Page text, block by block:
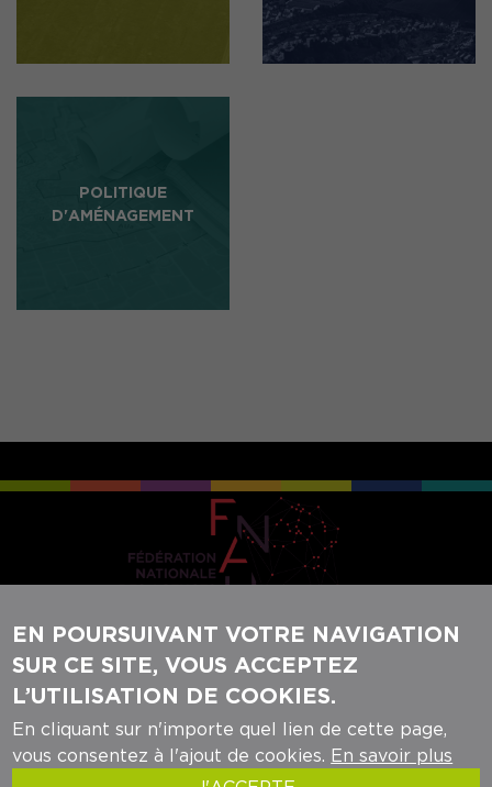
POLITIQUE
D'AMÉNAGEMENT
REJOIGNEZ-NOUS SUR NOS RÉSEAUX
SOCIAUX :
EN POURSUIVANT VOTRE NAVIGATION
SUR CE SITE, VOUS ACCEPTEZ
L’UTILISATION DE COOKIES.
En cliquant sur n'importe quel lien de cette page,
vous consentez à l'ajout de cookies. En savoir plus